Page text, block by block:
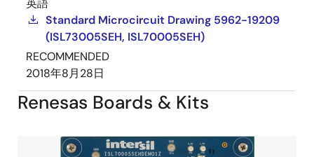
英語
Standard Microcircuit Drawing 5962-19209
(ISL73005SEH, ISL70005SEH)
RECOMMENDED
2018年8月28日
Renesas Boards & Kits